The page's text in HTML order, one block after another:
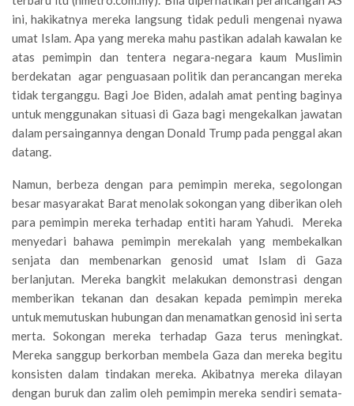
ini, hakikatnya mereka langsung tidak peduli mengenai nyawa
umat Islam. Apa yang mereka mahu pastikan adalah kawalan ke
atas pemimpin dan tentera negara-negara kaum Muslimin
berdekatan agar penguasaan politik dan perancangan mereka
tidak terganggu. Bagi Joe Biden, adalah amat penting baginya
untuk menggunakan situasi di Gaza bagi mengekalkan jawatan
dalam persaingannya dengan Donald Trump pada penggal akan
datang.
Namun, berbeza dengan para pemimpin mereka, segolongan
besar masyarakat Barat menolak sokongan yang diberikan oleh
para pemimpin mereka terhadap entiti haram Yahudi. Mereka
menyedari bahawa pemimpin merekalah yang membekalkan
senjata dan membenarkan genosid umat Islam di Gaza
berlanjutan. Mereka bangkit melakukan demonstrasi dengan
memberikan tekanan dan desakan kepada pemimpin mereka
untuk memutuskan hubungan dan menamatkan genosid ini serta
merta. Sokongan mereka terhadap Gaza terus meningkat.
Mereka sanggup berkorban membela Gaza dan mereka begitu
konsisten dalam tindakan mereka. Akibatnya mereka dilayan
dengan buruk dan zalim oleh pemimpin mereka sendiri semata-